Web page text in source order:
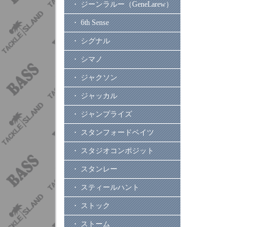
・ ジーンラルー（GeneLarew）
・ 6th Sense
・ シグナル
・ シマノ
・ ジャクソン
・ ジャッカル
・ ジャンプライズ
・ スタンフォードベイツ
・ スタジオコンポジット
・ スタンレー
・ スティールハント
・ ストック
・ ストーム